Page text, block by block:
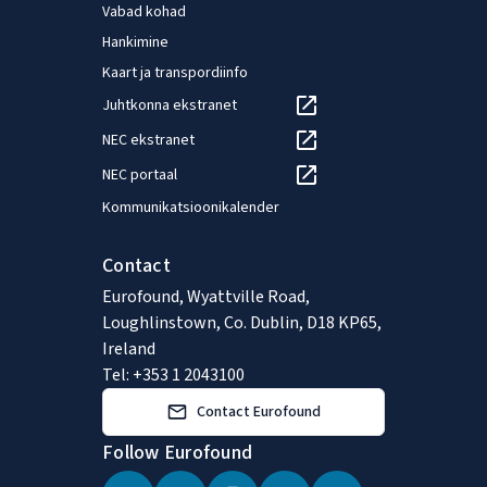
magistrikraad majanduses ja
rahvusvahelistes suhetes
Budapesti Corvinuse
Ülikoolist.
Vabad kohad
Hankimine
Kaart ja transpordiinfo
Juhtkonna ekstranet
NEC ekstranet
NEC portaal
Kommunikatsioonikalender
Contact
Eurofound, Wyattville Road,
Loughlinstown, Co. Dublin, D18 KP65,
Ireland
Tel: +353 1 2043100
Contact Eurofound
Follow Eurofound